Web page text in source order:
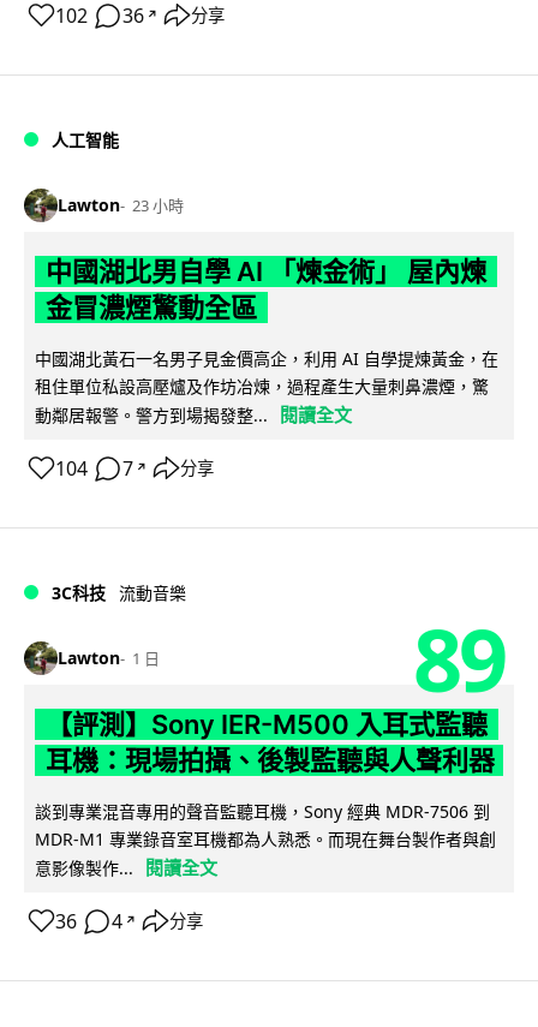
102 36 ↗ 分享
人工智能
Lawton 23 小時
中國湖北男自學 AI 「煉金術」 屋內煉
金冒濃煙驚動全區
中國湖北黃石一名男子見金價高企，利用 AI 自學提煉黃金，在
租住單位私設高壓爐及作坊冶煉，過程產生大量刺鼻濃煙，驚
動鄰居報警。警方到場揭發整...
閱讀全文
104 7 ↗ 分享
3C科技 流動音樂
Lawton 1 日 89
【評測】Sony IER-M500 入耳式監聽
耳機：現場拍攝、後製監聽與人聲利器
談到專業混音專用的聲音監聽耳機，Sony 經典 MDR-7506 到
MDR-M1 專業錄音室耳機都為人熟悉。而現在舞台製作者與創
意影像製作...
閱讀全文
36 4 ↗ 分享